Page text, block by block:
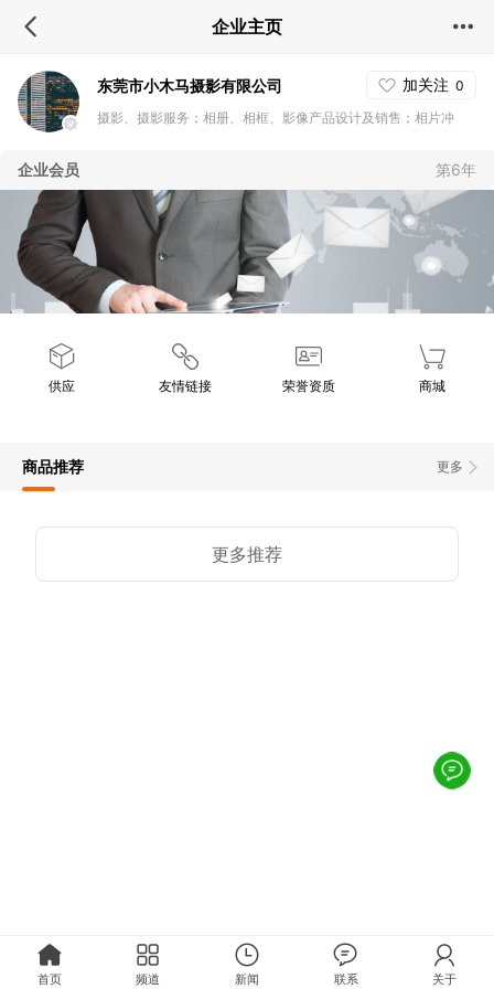
企业主页
东莞市小木马摄影有限公司 加关注 0
摄影、摄影服务；相册、相框、影像产品设计及销售；相片冲
企业会员 第6年
供应 友情链接 荣誉资质 商城
更多
商品推荐
更多推荐
首页 频道 新闻 联系 关于